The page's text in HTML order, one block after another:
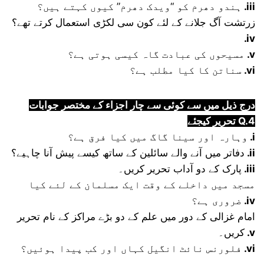
ہندو دھرم کو “ویدک دھرم” کیوں کہتے ہیں؟ .iii
زرتشت آگ جلانے کے لئے کون سی لکڑی استعمال کرتے تھے؟
.iv
مسیحوں کی عبادت گاہ کیسی ہوتی ہے؟ .v
سناتن کا کیا مطلب ہے؟ .vi
درج ذیل میں سے کوئی سے چار اجزاء کے مختصر جوابات
تحریر کیجئے Q.4
وہارہ اور سینا گاگ میں کیا فرق ہے؟ .i
دفاتر میں آنے والے سائلین کے ساتھ کیسے پیش آنا چاہیے؟ .ii
پارک کے دو آداب تحریر کریں۔ .iii
مسجد میں داخلے کے وقت ایک مسلمان کے لئے کیا
ضروری ہے؟ .iv
امام غزالی کے دور میں علم کے دو بڑے مراکز کے نام تحریر
کریں۔.v
فلورنس نائٹ انگیل کہاں اور کب پیدا ہوئیں؟ .vi